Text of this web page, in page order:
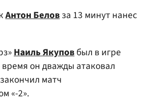
Антон Беловза 13 минут нанес
Наиль Якуповбыл в игре
время он дважды атаковал
матч
«-2».